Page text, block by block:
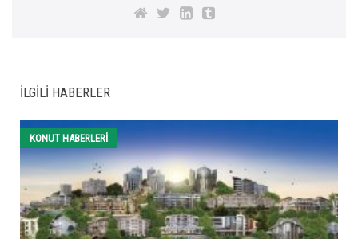
İLGILI HABERLER
KONUT HABERLERI